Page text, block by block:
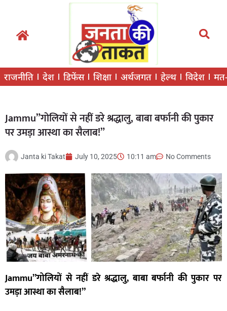
राजनीति देश डिफेंस शिक्षा अर्थजगत हेल्थ विदेश
Jammu”गोलियों से नहीं डरे श्रद्धालु, बाबा बर्फानी की पुकार
पर उमड़ा आस्था का सैलाब!”
Janta ki Takat July 10, 2025 10:11 am No Comments
Jammu”गोलियों से नहीं डरे श्रद्धालु, बाबा बर्फानी की पुकार पर
उमड़ा आस्था का सैलाब!”